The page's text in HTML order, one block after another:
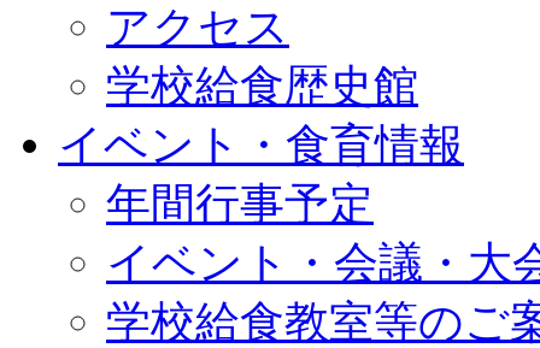
アクセス
学校給食歴史館
イベント・食育情報
年間行事予定
イベント・会議・大
学校給食教室等のご